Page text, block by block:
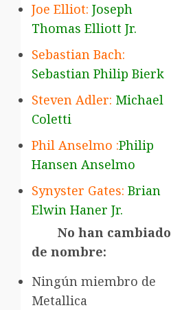
Joe Elliot: Joseph
Thomas Elliott Jr.
Sebastian Bach:
Sebastian Philip Bierk
Steven Adler: Michael
Coletti
Phil Anselmo :Philip
Hansen Anselmo
Synyster Gates: Brian
Elwin Haner Jr.
No han cambiado
de nombre:
Ningún miembro de
Metallica